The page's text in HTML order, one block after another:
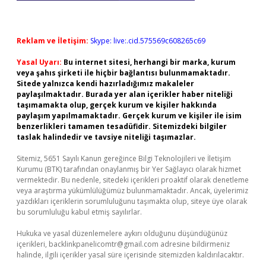
Reklam ve İletişim: Skype: live:.cid.575569c608265c69
Yasal Uyarı: Bu internet sitesi, herhangi bir marka, kurum
veya şahıs şirketi ile hiçbir bağlantısı bulunmamaktadır.
Sitede yalnızca kendi hazırladığımız makaleler
paylaşılmaktadır. Burada yer alan içerikler haber niteliği
taşımamakta olup, gerçek kurum ve kişiler hakkında
paylaşım yapılmamaktadır. Gerçek kurum ve kişiler ile isim
benzerlikleri tamamen tesadüfidir. Sitemizdeki bilgiler
taslak halindedir ve tavsiye niteliği taşımazlar.
Sitemiz, 5651 Sayılı Kanun gereğince Bilgi Teknolojileri ve İletişim
Kurumu (BTK) tarafından onaylanmış bir Yer Sağlayıcı olarak hizmet
vermektedir. Bu nedenle, sitedeki içerikleri proaktif olarak denetleme
veya araştırma yükümlülüğümüz bulunmamaktadır. Ancak, üyelerimiz
yazdıkları içeriklerin sorumluluğunu taşımakta olup, siteye üye olarak
bu sorumluluğu kabul etmiş sayılırlar.
Hukuka ve yasal düzenlemelere aykırı olduğunu düşündüğünüz
içerikleri, backlinkpanelicomtr@gmail.com adresine bildirmeniz
halinde, ilgili içerikler yasal süre içerisinde sitemizden kaldırılacaktır.